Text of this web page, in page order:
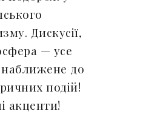
Дискусії,
— усе
до
подій!
акценти!